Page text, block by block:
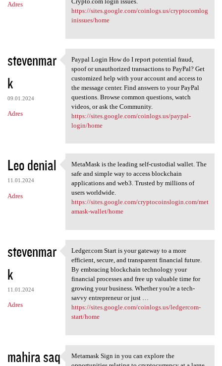
Adres
https://sites.google.com/coinlogs.us/cryptocomlog
inissues/home
stevenmar
k
09.01.2024
Adres
Paypal Login How do I report
Paypal Login How do I report potential fraud,
spoof or unauthorized transactions to PayPal? Get
customized help with your account and access to
the message center. Find answers to your PayPal
questions. Browse common questions, watch
videos, or ask the Community.
https://sites.google.com/coinlogs.us/paypal-
login/home
Leo denial
11.01.2024
Adres
MetaMask is the leading self
MetaMask is the leading self-custodial wallet. The
safe and simple way to access blockchain
applications and web3. Trusted by millions of
users worldwide.
https://sites.google.com/cryptocoinslogin.com/met
amask-wallet/home
stevenmar
k
11.01.2024
Adres
Ledger.com Start is your
Ledger.com Start is your gateway to a more
efficient, secure, and transparent financial future.
By embracing blockchain technology your
financial processes and free up valuable time for
growing your business. Whether you're a tech-
savvy entrepreneur or just …
https://sites.google.com/coinlogs.us/ledgercom-
start/home
mahira saq Metamask Sign in you can
Metamask Sign in you can explore the